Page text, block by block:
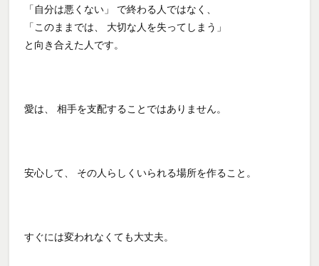
「自分は悪くない」 で終わる人ではなく、
「このままでは、 大切な人を失ってしまう」
と向き合えた人です。
愛は、 相手を支配することではありません。
安心して、 その人らしくいられる場所を作ること。
すぐには変われなくても大丈夫。